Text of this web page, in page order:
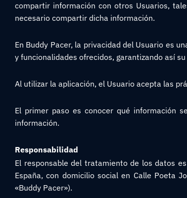
compartir información con otros Usuarios,
necesario compartir dicha información.
En Buddy Pacer, la privacidad del Usuario es
y funcionalidades ofrecidos, garantizando así
Al utilizar la aplicación, el Usuario acepta las
El primer paso es conocer qué información
información.
Responsabilidad
El responsable del tratamiento de los datos
España, con domicilio social en Calle Poeta
«Buddy Pacer»).